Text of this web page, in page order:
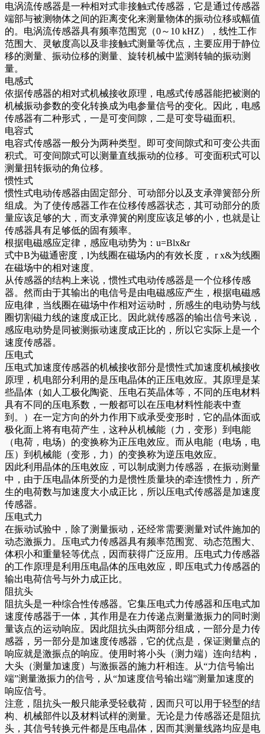
电涡流传感器是一种相对式非接触式传感器，它是通过传感器
端部与被测物体之间的距离变化来测量物体的振动位移或幅值
的。电涡流传感器具有频率范围宽（0～10 kHZ），线性工作
范围大、灵敏度高以及非接触式测量等优点，主要应用于静位
移的测量、振动位移的测量、旋转机械中监测转轴的振动测
量。
电感式
依据传感器的相对式机械接收原理，电感式传感器能把被测的
机械振动参数的变化转换成为电参量信号的变化。因此，电感
传感器有二种形式，一是可变间隙，二是可变导磁面积。
电容式
电容式传感器一般分为两种类型。即可变间隙式和可变公共面
积式。可变间隙式可以测量直线振动的位移。可变面积式可以
测量扭转振动的角位移。
惯性式
惯性式电动传感器由固定部分、可动部分以及支承弹簧部分所
组成。为了使传感器工作在位移传感器状态，其可动部分的质
量应该足够的大，而支承弹簧的刚度应该足够的小，也就是让
传感器具有足够低的固有频率。
根据电磁感应定律，感应电动势为：u=Blx&r
式中B为磁通密度，l为线圈在磁场内的有效长度， r x&为线圈
在磁场中的相对速度。
从传感器的结构上来说，惯性式电动传感器是一个位移传感
器。然而由于其输出的电信号是由电磁感应产生，根据电磁感
应电律，当线圈在磁场中作相对运动时，所感生的电动势与线
圈切割磁力线的速度成正比。因此就传感器的输出信号来说，
感应电动势是同被测振动速度成正比的，所以它实际上是一个
速度传感器。
压电式
压电式加速度传感器的机械接收部分是惯性式加速度机械接收
原理，机电部分利用的是压电晶体的正压电效应。其原理是某
些晶体（如人工极化陶瓷、压电石英晶体等，不同的压电材料
具有不同的压电系数，一般都可以在压电材料性能表中查
到。）在一定方向的外力作用下或承受变形时，它的晶体面或
极化面上将有电荷产生，这种从机械能（力，变形）到电能
（电荷，电场）的变换称为正压电效应。而从电能（电场，电
压）到机械能（变形，力）的变换称为逆压电效应。
因此利用晶体的压电效应，可以制成测力传感器，在振动测量
中，由于压电晶体所受的力是惯性质量块的牵连惯性力，所产
生的电荷数与加速度大小成正比，所以压电式传感器是加速度
传感器。
压电式力
在振动试验中，除了测量振动，还经常需要测量对试件施加的
动态激振力。压电式力传感器具有频率范围宽、动态范围大、
体积小和重量轻等优点，因而获得广泛应用。压电式力传感器
的工作原理是利用压电晶体的压电效应，即压电式力传感器的
输出电荷信号与外力成正比。
阻抗头
阻抗头是一种综合性传感器。它集压电式力传感器和压电式加
速度传感器于一体，其作用是在力传递点测量激振力的同时测
量该点的运动响应。因此阻抗头由两部分组成，一部分是力传
感器，另一部分是加速度传感器，它的优点是，保证测量点的
响应就是激振点的响应。使用时将小头（测力端）连向结构，
大头（测量加速度）与激振器的施力杆相连。从“力信号输出
端”测量激振力的信号，从“加速度信号输出端”测量加速度的
响应信号。
注意，阻抗头一般只能承受轻载荷，因而只可以用于轻型的结
构、机械部件以及材料试样的测量。无论是力传感器还是阻抗
头，其信号转换元件都是压电晶体，因而其测量线路均应是电